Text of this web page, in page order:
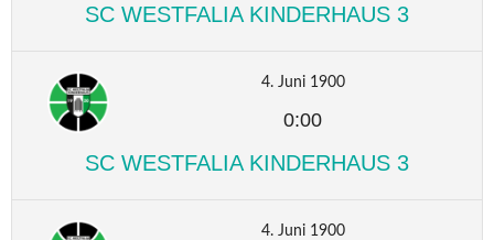
SC WESTFALIA KINDERHAUS 3
4. Juni 1900
0:00
SC WESTFALIA KINDERHAUS 3
4. Juni 1900